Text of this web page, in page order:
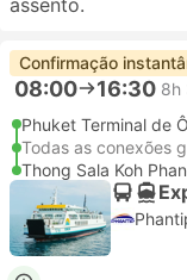
assento.
Confirmação
08:00 16:30 8h
Phuket Terminal de
Todas as conexões
Thong Sala Koh